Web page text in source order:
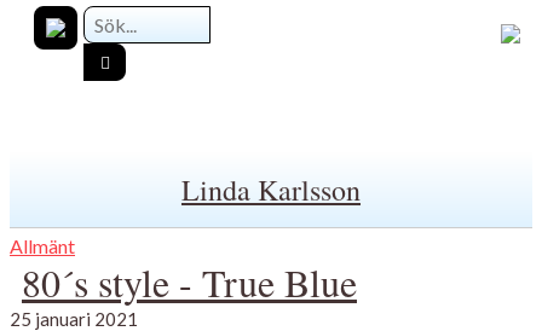
Linda Karlsson
Allmänt
80´s style - True Blue
25 januari 2021